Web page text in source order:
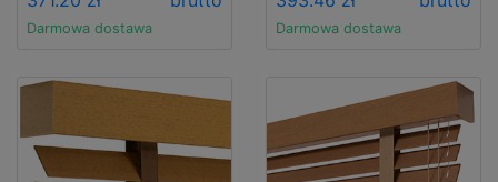
Darmowa dostawa Darmowa dostawa